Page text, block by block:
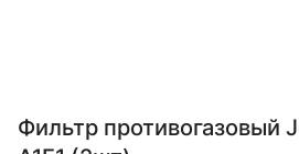
Фильтр противогазовый